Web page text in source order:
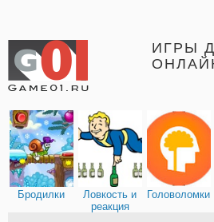
ИГРЫ
Бродилки
Ловкость и
реакция
Головоломки